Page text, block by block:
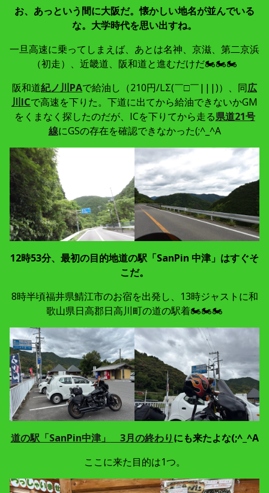
お、あっという間に大阪だ。懐かしい地名が並んでいる
な。大学時代を思い出すね。
一旦高速に乗ってしまえば、あとは名神、京滋、第二京浜
（初走）、近畿道、阪和道と進むだけだ🏍🏍🏍
阪和道紀ノ川PAで給油し（210円/LΣ(￣□￣|||)）、同広
川ICで高速を下りた。下道に出てから給油できないかGM
をくまなく探したのだが、ICを下りてから走る県道21号
線にGSの存在を確認できなかった(;^_^A
12時53分、最初の目的地道の駅「SanPin 中津」はすぐそ
こだ。
8時半頃福井県鯖江市のお宿を出発し、13時ジャストに和
歌山県日高郡日高川町の道の駅着🏍🏍🏍
道の駅「SanPin中津」 3月の終わりにも来たよな(;^_^A
ここに来た目的は1つ。